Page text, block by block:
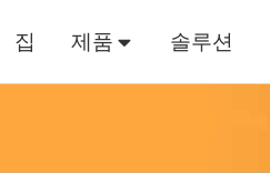
집 제품 솔루션